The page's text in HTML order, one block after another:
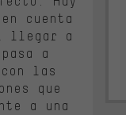
cuenta
llegar a
a
las
que
a una